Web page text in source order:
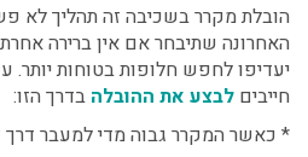
הובלת מקרר בשכיבה זה תהליך לא
האחרונה שתיבחר אם אין ברירה
יעדיפו לחפש חלופות בטוחות
חייבים לבצע את ההובלה בדרך הזו:
* כאשר המקרר גבוה מדי למעבר דרך